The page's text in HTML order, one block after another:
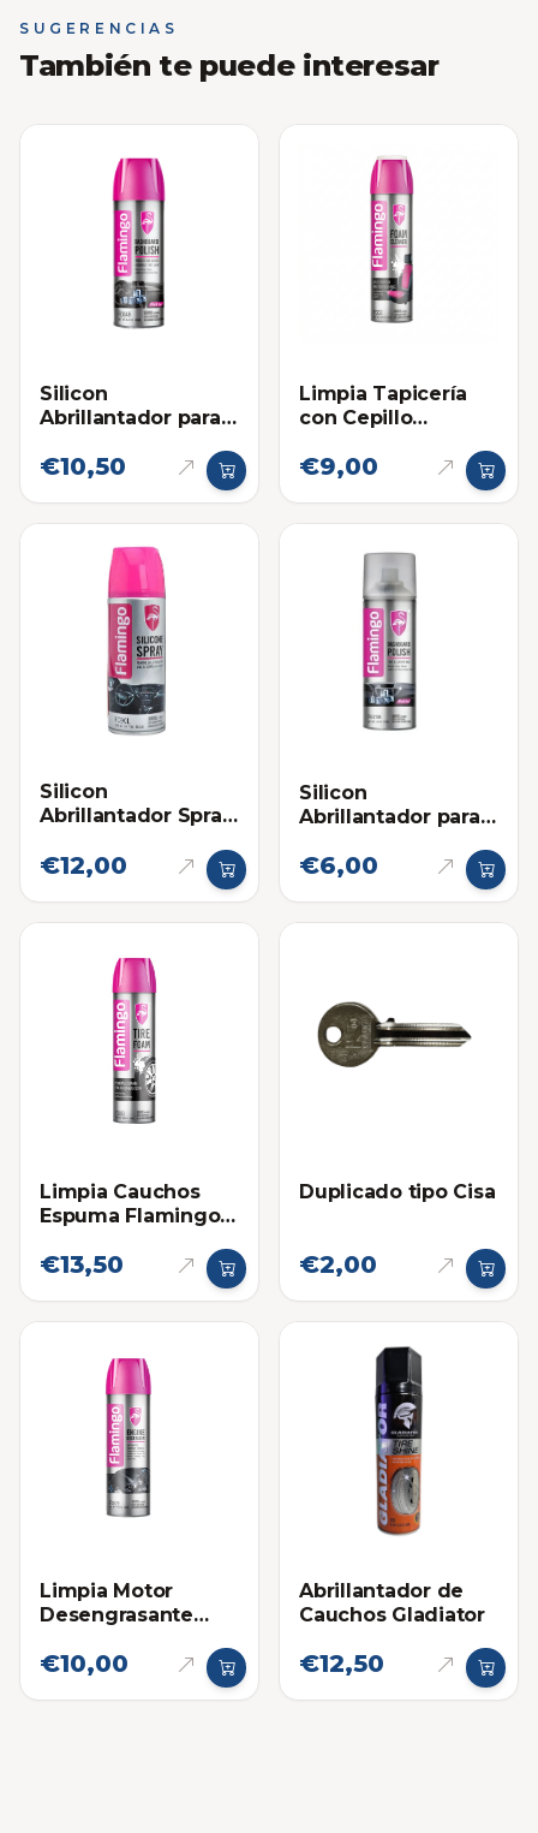
SUGERENCIAS
También te puede interesar
Silicon
Abrillantador para
450ml
€10,50
Limpia Tapicería
con Cepillo
€9,00
Silicon
Abrillantador Spray
Flamingo
€12,00
Silicon
Abrillantador para
220ml
€6,00
Limpia Cauchos
Espuma Flamingo
€13,50
Duplicado tipo Cisa
€2,00
Limpia Motor
Desengrasante
€10,00
Abrillantador de
Cauchos Gladiator
€12,50